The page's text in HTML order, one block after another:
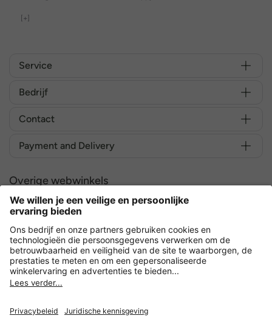
[+]
Service
Bedrijf
Contact
Payment and Delivery
Overige webwinkels
Nederland
Versleuteling met